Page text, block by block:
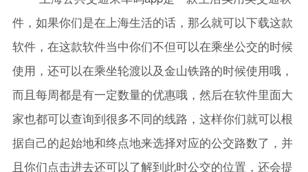
件，如果你们是在上海生活的话，那么就可以下载这款
软件，在这款软件当中你们不但可以在乘坐公交的时候
使用，还可以在乘坐轮渡以及金山铁路的时候使用哦，
而且每周都是有一定数量的优惠哦，然后在软件里面大
家也都可以查询到很多不同的线路，这样你们就可以根
据自己的起始地和终点地来选择对应的公交路数了，并
且你们点击进去还可以了解到此时公交的位置，还会提